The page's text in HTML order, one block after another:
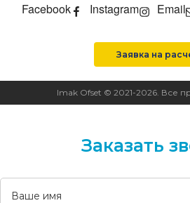
Facebook Instagram Email
Заявка на
Imak Ofset © 2021-2026. Все
Заказать